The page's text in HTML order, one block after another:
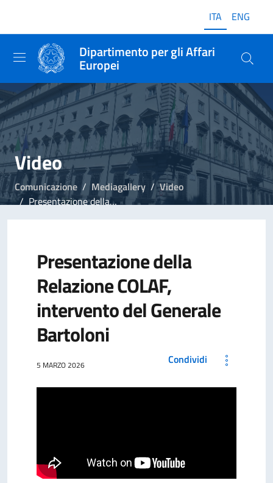
ITA ENG
Dipartimento per gli Affari
Europei
Video
Comunicazione Mediagallery
Video
Presentazione della Relazione COLAF, intervento del Generale Bartoloni
Presentazione della
Relazione COLAF,
intervento del Generale
Bartoloni
5 MARZO 2026 Condividi